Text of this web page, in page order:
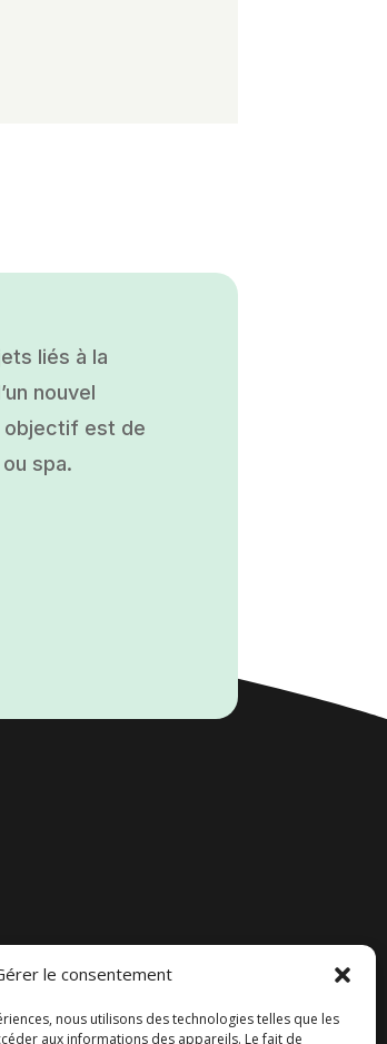
le consentement
nous utilisons des technologies telles que les
aux informations des appareils. Le fait de
liés à la
nouvel
objectif est de
spa.